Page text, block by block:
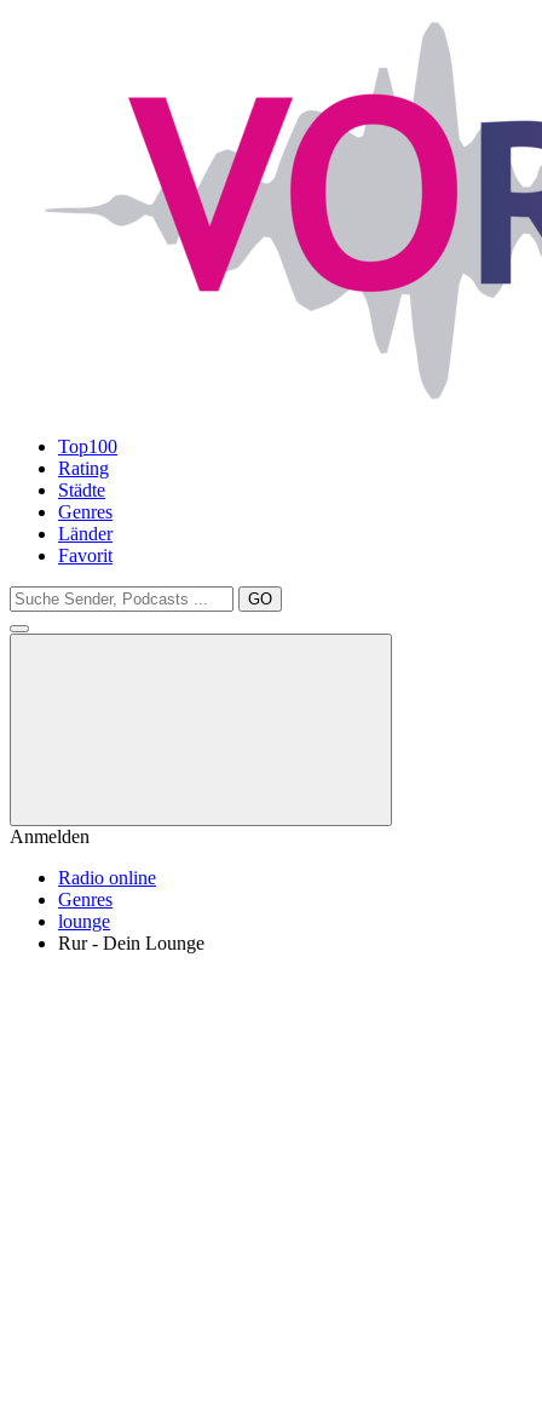
Top100
Rating
Städte
Genres
Länder
Favorit
GO
Anmelden
Radio online
Genres
lounge
Rur - Dein Lounge